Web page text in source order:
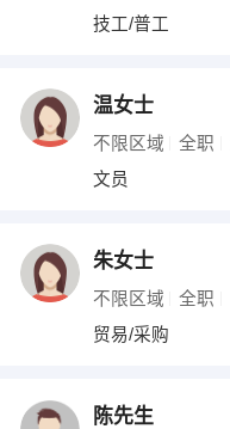
技工/普工
温女士
不限区域 全职
文员
朱女士
不限区域 全职
贸易/采购
陈先生